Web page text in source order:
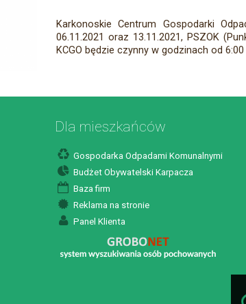
Karkonoskie Centrum Gospodarki
06.11.2021 oraz 13.11.2021, PSZOK
KCGO będzie czynny w godzinach od 6:00
Dla mieszkańców
Gospodarka Odpadami Komunalnymi
Budżet Obywatelski Karpacza
Baza firm
Reklama na stronie
Panel Klienta